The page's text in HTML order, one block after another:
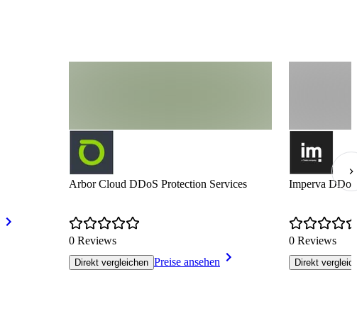
Arbor Cloud DDoS Protection Services
0 Reviews
Direkt vergleichen Preise ansehen
Imperva
0 Reviews
Direkt